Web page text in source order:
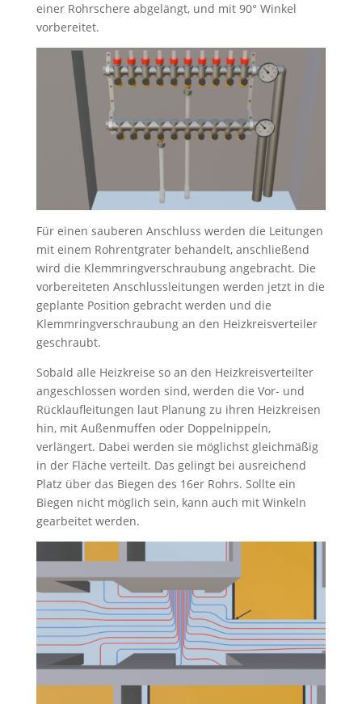
einer Rohrschere abgelängt, und mit 90° Winkel
vorbereitet.
Für einen sauberen Anschluss werden die Leitungen
mit einem Rohrentgrater behandelt, anschließend
wird die Klemmringverschraubung angebracht. Die
vorbereiteten Anschlussleitungen werden jetzt in die
geplante Position gebracht werden und die
Klemmringverschraubung an den Heizkreisverteiler
geschraubt.
Sobald alle Heizkreise so an den Heizkreisverteilter
angeschlossen worden sind, werden die Vor- und
Rücklaufleitungen laut Planung zu ihren Heizkreisen
hin, mit Außenmuffen oder Doppelnippeln,
verlängert. Dabei werden sie möglichst gleichmäßig
in der Fläche verteilt. Das gelingt bei ausreichend
Platz über das Biegen des 16er Rohrs. Sollte ein
Biegen nicht möglich sein, kann auch mit Winkeln
gearbeitet werden.